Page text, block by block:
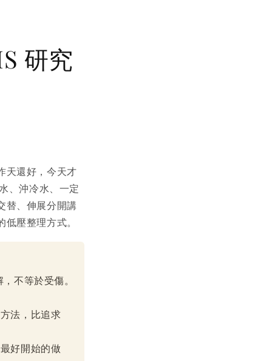
研究
天還好，今天才
、沖冷水、一定
替、伸展分開講
壓整理方式。
不等於受傷。
法，比追求
好開始的做